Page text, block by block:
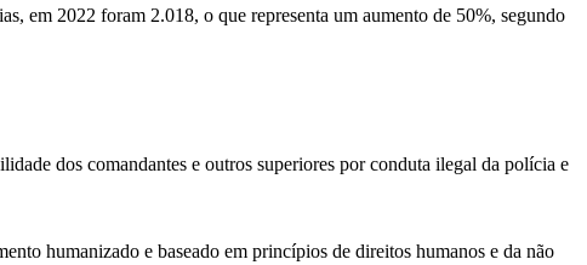
em 2022 foram 2.018, o que representa um aumento de 50%, segundo
dos comandantes e outros superiores por conduta ilegal da polícia e
humanizado e baseado em princípios de direitos humanos e da não